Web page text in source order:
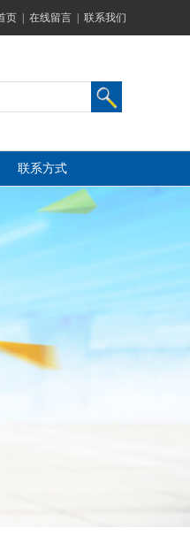
页 在线留言 联系我们
联系方式